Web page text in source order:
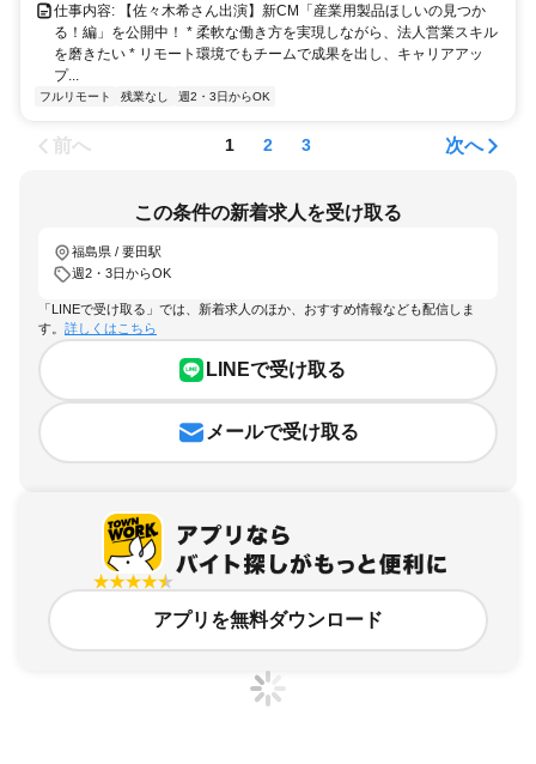
仕事内容: 【佐々木希さん出演】新CM「産業用製品ほしいの見つか
る！編」を公開中！ * 柔軟な働き方を実現しながら、法人営業スキル
を磨きたい * リモート環境でもチームで成果を出し、キャリアアッ
プ...
フルリモート 残業なし 週2・3日からOK
前へ 1 2 3 次へ
この条件の新着求人を受け取る
福島県 / 要田駅
週2・3日からOK
「LINEで受け取る」では、新着求人のほか、おすすめ情報なども配信しま
す。 詳しくはこちら
LINEで受け取る
メールで受け取る
アプリを無料ダウンロード